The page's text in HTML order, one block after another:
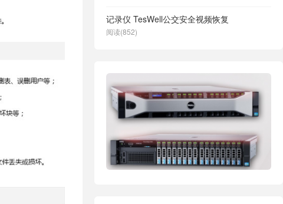
记录仪 TesWell公交安全视频恢复
阅读(852)